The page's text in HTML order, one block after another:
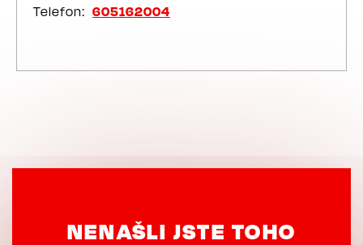
Telefon
605162004
NENAŠLI JSTE TOHO